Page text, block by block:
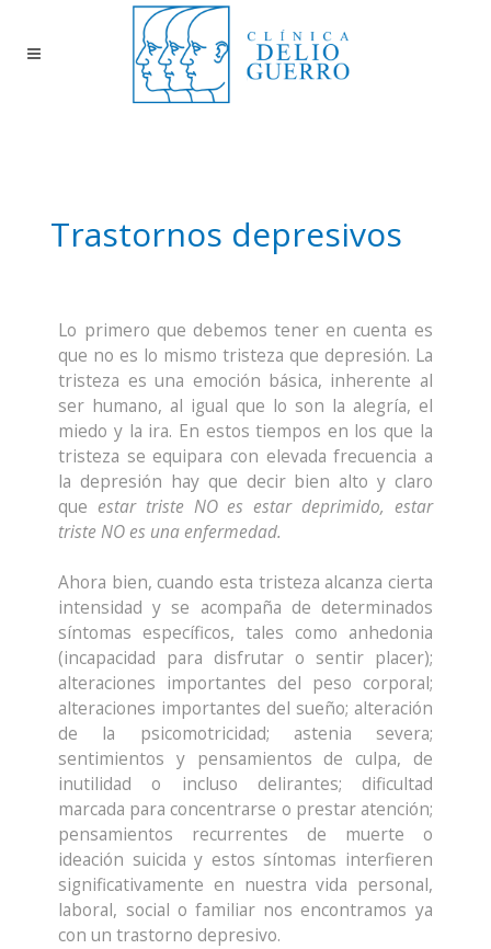
Trastornos depresivos
Lo primero que debemos tener en cuenta es
que no es lo mismo tristeza que depresión. La
tristeza es una emoción básica, inherente al
ser humano, al igual que lo son la alegría, el
miedo y la ira. En estos tiempos en los que la
tristeza se equipara con elevada frecuencia a
la depresión hay que decir bien alto y claro
queestar triste NO es estar deprimido, estar
triste NO es una enfermedad.
Ahora bien, cuando esta tristeza alcanza cierta
intensidad y se acompaña de determinados
síntomas específicos, tales como anhedonia
(incapacidad para disfrutar o sentir placer);
alteraciones importantes del peso corporal;
alteraciones importantes del sueño; alteración
de la psicomotricidad; astenia severa;
sentimientos y pensamientos de culpa, de
inutilidad o incluso delirantes; dificultad
marcada para concentrarse o prestar atención;
pensamientos recurrentes de muerte o
ideación suicida y estos síntomas interfieren
significativamente en nuestra vida personal,
laboral, social o familiar nos encontramos ya
con un trastorno depresivo.